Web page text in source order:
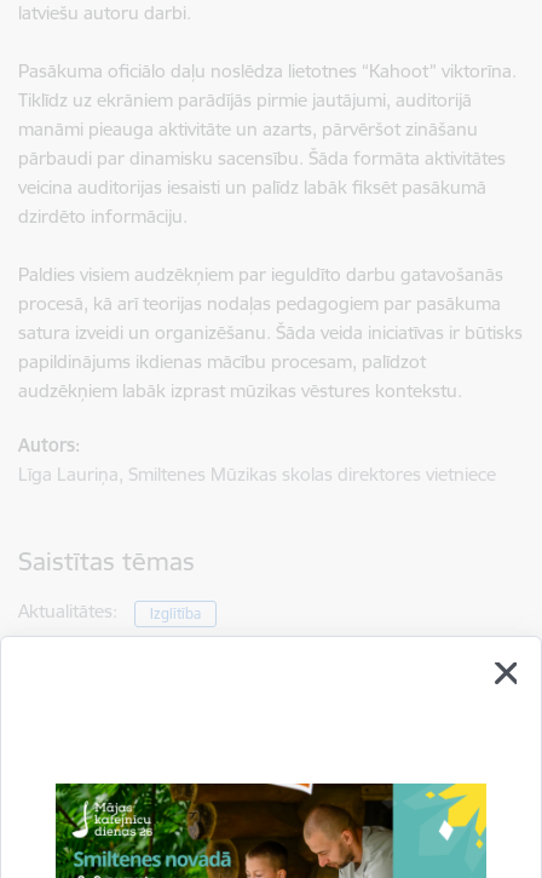
latviešu autoru darbi.
Pasākuma oficiālo daļu noslēdza lietotnes “Kahoot” viktorīna.
Tiklīdz uz ekrāniem parādījās pirmie jautājumi, auditorijā
manāmi pieauga aktivitāte un azarts, pārvēršot zināšanu
pārbaudi par dinamisku sacensību. Šāda formāta aktivitātes
veicina auditorijas iesaisti un palīdz labāk fiksēt pasākumā
dzirdēto informāciju.
Paldies visiem audzēkņiem par ieguldīto darbu gatavošanās
procesā, kā arī teorijas nodaļas pedagogiem par pasākuma
satura izveidi un organizēšanu. Šāda veida iniciatīvas ir būtisks
papildinājums ikdienas mācību procesam, palīdzot
audzēkņiem labāk izprast mūzikas vēstures kontekstu.
Autors:
Līga Lauriņa, Smiltenes Mūzikas skolas direktores vietniece
Saistītas tēmas
Aktualitātes: Izglītība